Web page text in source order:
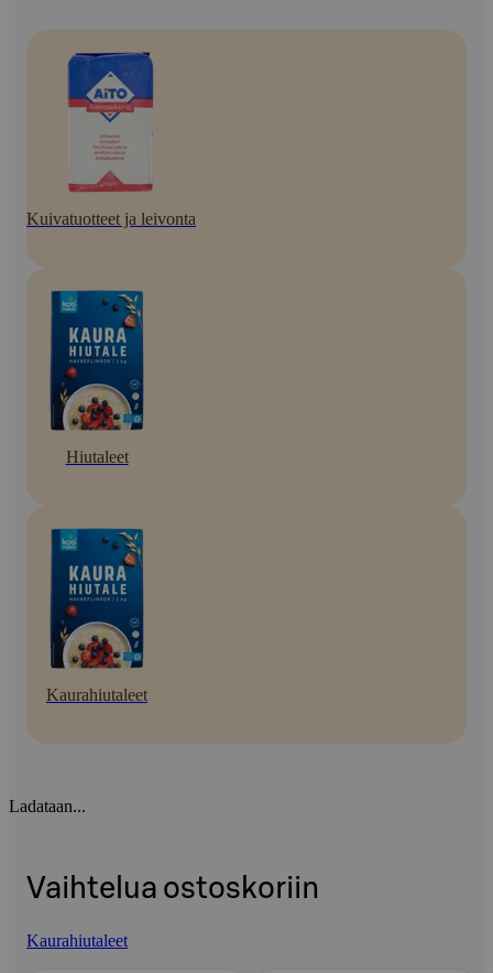
Kuivatuotteet ja leivonta
Hiutaleet
Kaurahiutaleet
Ladataan...
Vaihtelua ostoskoriin
Kaurahiutaleet